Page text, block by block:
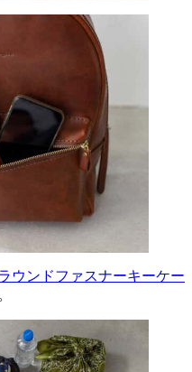
ウンドファスナーキーケー